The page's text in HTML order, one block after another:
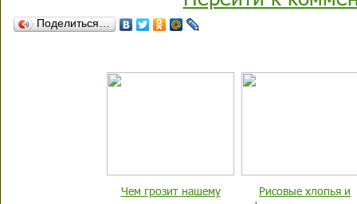
Поделиться…
Чем грозит нашему
Рисовые хлопья и